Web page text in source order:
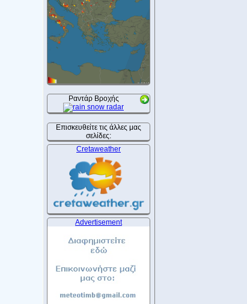
Ραντάρ Βροχής
Επισκευθείτε τις άλλες μας
σελίδες:
Cretaweather
Advertisement